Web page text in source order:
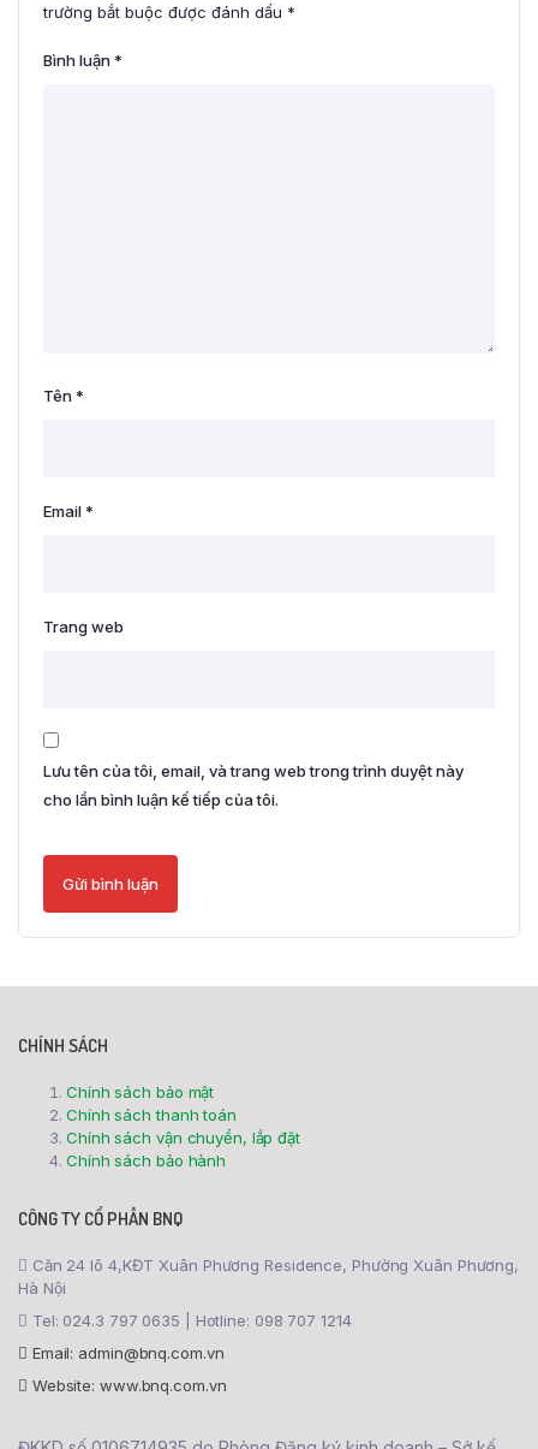
trường bắt buộc được đánh dấu *
Bình luận*
Tên*
Email*
Trang web
Lưu tên của tôi, email, và trang web trong trình duyệt này
cho lần bình luận kế tiếp của tôi.
CHÍNH SÁCH
Chính sách bảo mật
Chính sách thanh toán
Chính sách vận chuyển, lắp đặt
Chính sách bảo hành
CÔNG TY CỔ PHẦN BNQ
Căn 24 lô 4,KĐT Xuân Phương Residence, Phường Xuân Phương,
Hà Nội
Tel: 024.3 797 0635 | Hotline: 098 707 1214
Email: admin@bnq.com.vn
Website: www.bnq.com.vn